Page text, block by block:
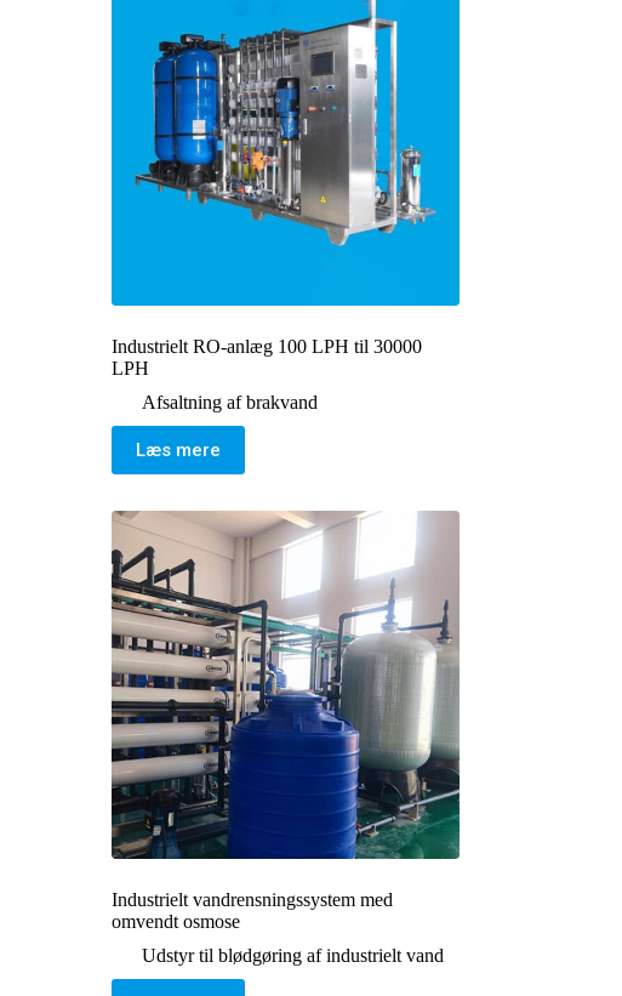
Industrielt RO-anlæg 100 LPH til 30000
LPH
Afsaltning af brakvand
Læs mere
Industrielt vandrensningssystem med
omvendt osmose
Udstyr til blødgøring af industrielt vand